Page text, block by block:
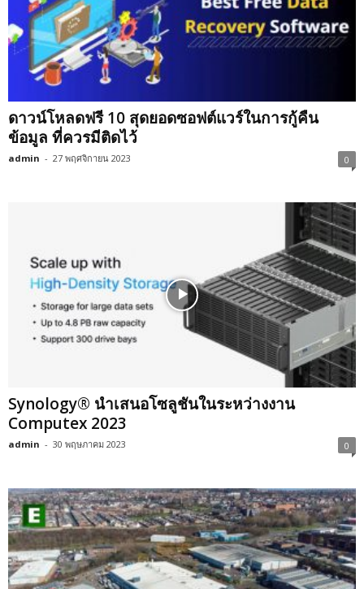
ดาวน์โหลดฟรี 10 สุดยอดซอฟต์แวร์ในการกู้คืน
ข้อมูล ที่ควรมีติดไว้
admin - 27 พฤศจิกายน 2023 0
Synology® นำเสนอโซลูชันในระหว่างงาน
Computex 2023
admin - 30 พฤษภาคม 2023 0